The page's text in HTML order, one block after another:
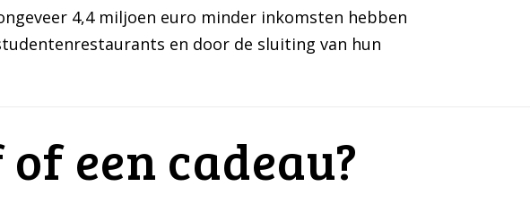
4,4 miljoen euro minder inkomsten hebben
en door de sluiting van hun
een cadeau?